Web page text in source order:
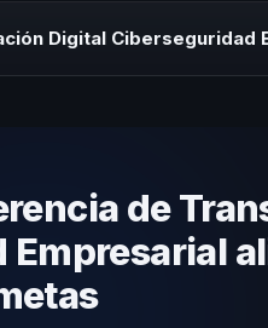
Digital Ciberseguridad
de